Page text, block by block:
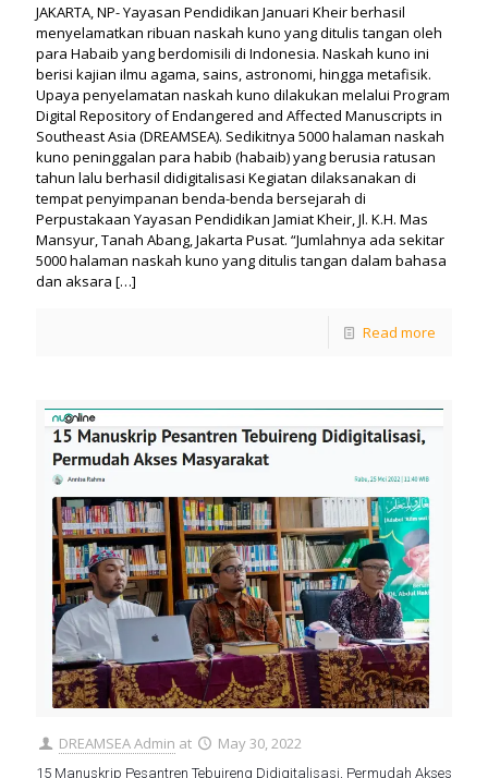
JAKARTA, NP- Yayasan Pendidikan Januari Kheir berhasil
menyelamatkan ribuan naskah kuno yang ditulis tangan oleh
para Habaib yang berdomisili di Indonesia. Naskah kuno ini
berisi kajian ilmu agama, sains, astronomi, hingga metafisik.
Upaya penyelamatan naskah kuno dilakukan melalui Program
Digital Repository of Endangered and Affected Manuscripts in
Southeast Asia (DREAMSEA). Sedikitnya 5000 halaman naskah
kuno peninggalan para habib (habaib) yang berusia ratusan
tahun lalu berhasil didigitalisasi Kegiatan dilaksanakan di
tempat penyimpanan benda-benda bersejarah di
Perpustakaan Yayasan Pendidikan Jamiat Kheir, Jl. K.H. Mas
Mansyur, Tanah Abang, Jakarta Pusat. “Jumlahnya ada sekitar
5000 halaman naskah kuno yang ditulis tangan dalam bahasa
dan aksara […]
Read more
DREAMSEA Admin at May 30, 2022
15 Manuskrip Pesantren Tebuireng Didigitalisasi, Permudah Akses